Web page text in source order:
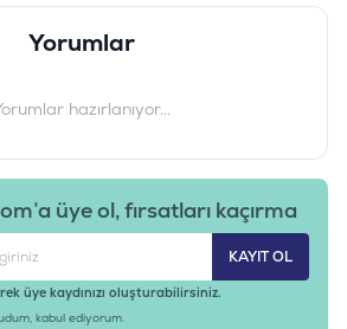
Yorumlar
hazırlanıyor...
üye ol, fırsatları kaçırma
KAYIT OL
üye kaydınızı oluşturabilirsiniz.
kabul ediyorum.